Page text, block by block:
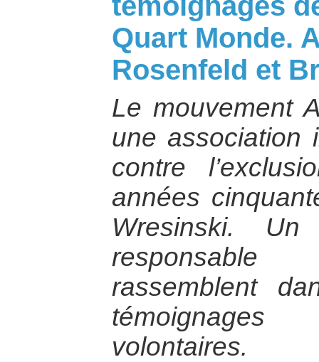
Quart Monde.
Rosenfeld et
Le mouvement
une association
contre
années
Wresinski.
rassemblent
volontaires.